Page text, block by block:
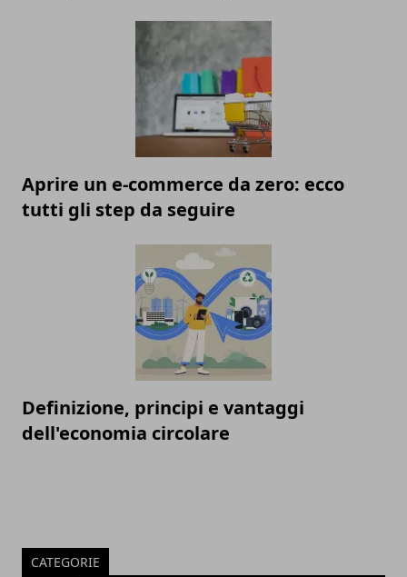
Aprire un e-commerce da zero: ecco
tutti gli step da seguire
Definizione, principi e vantaggi
dell'economia circolare
CATEGORIE